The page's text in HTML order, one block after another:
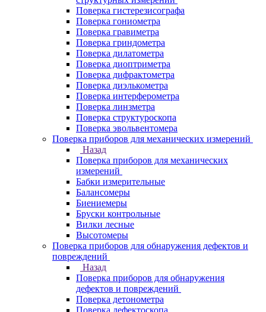
Поверка гистерезисографа
Поверка гониометра
Поверка гравиметра
Поверка гриндометра
Поверка дилатометра
Поверка диоптриметра
Поверка дифрактометра
Поверка диэлькометра
Поверка интерферометра
Поверка линзметра
Поверка структуроскопа
Поверка эвольвентомера
Поверка приборов для механических измерений
Назад
Поверка приборов для механических
измерений
Бабки измерительные
Балансомеры
Биениемеры
Бруски контрольные
Вилки лесные
Высотомеры
Поверка приборов для обнаружения дефектов и
повреждений
Назад
Поверка приборов для обнаружения
дефектов и повреждений
Поверка детонометра
Поверка дефектоскопа